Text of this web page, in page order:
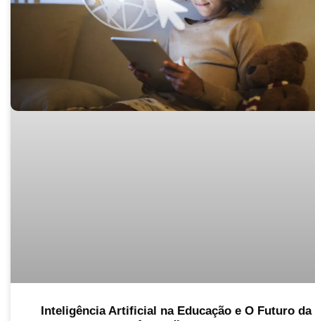
Inteligência Artificial na Educação e O Futuro da